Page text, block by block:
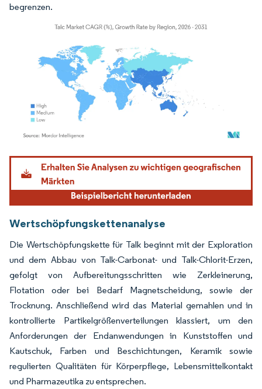
begrenzen.
Bild © Mordor Intelligence. Wiederverwendung erfordert Namensnennung gemäß
Wertschöpfungskettenanalyse
Die Wertschöpfungskette für Talk beginnt mit der Exploration
und dem Abbau von Talk-Carbonat- und Talk-Chlorit-Erzen,
gefolgt von Aufbereitungsschritten wie Zerkleinerung,
Flotation oder bei Bedarf Magnetscheidung, sowie der
Trocknung. Anschließend wird das Material gemahlen und in
kontrollierte Partikelgrößenverteilungen klassiert, um den
Anforderungen der Endanwendungen in Kunststoffen und
Kautschuk, Farben und Beschichtungen, Keramik sowie
regulierten Qualitäten für Körperpflege, Lebensmittelkontakt
und Pharmazeutika zu entsprechen.